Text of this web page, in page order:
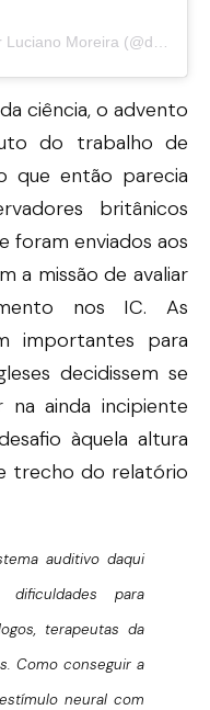
Uma publicação compartilhada por Luciano Moreira (@drlucianootorrino)
ciência, o advento
do trabalho de
que então parecia
britânicos
foram enviados aos
a missão de avaliar
nos IC. As
importantes para
decidissem se
na ainda incipiente
àquela altura
trecho do relatório
auditivo daqui
para
terapeutas da
Como conseguir a
neural com